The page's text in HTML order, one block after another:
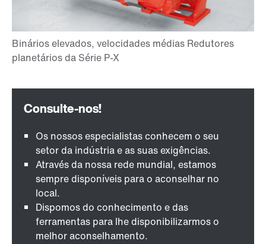
Os nossos especialistas conhecem o seu
setor da indústria e as suas exigências.
Através da nossa rede mundial, estamos
sempre disponíveis para o aconselhar no
local.
Dispomos do conhecimento e das
ferramentas para lhe disponibilizarmos o
melhor aconselhamento.